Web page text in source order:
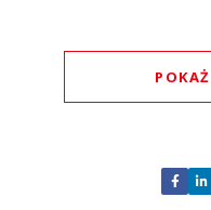
Nie
Zostaw